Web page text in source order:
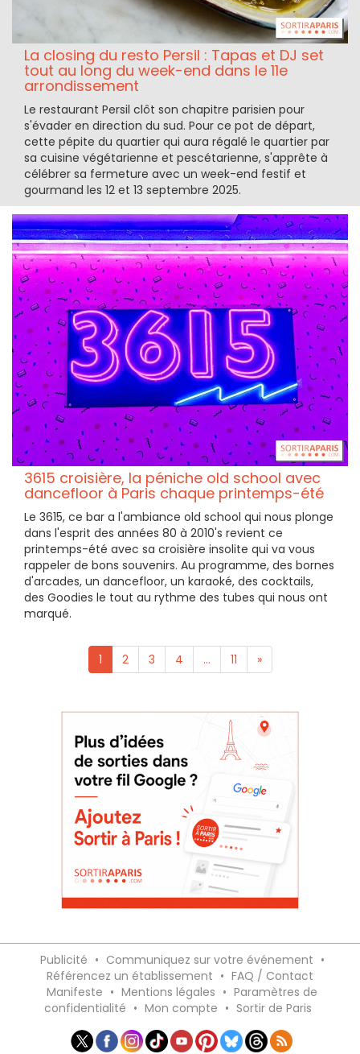
La closing du resto Persil : Tapas et DJ set
tout au long du week-end dans le 11e
arrondissement
Le restaurant Persil clôt son chapitre parisien pour
s'évader en direction du sud. Pour ce pot de départ,
cette pépite du quartier qui aura régalé le quartier par
sa cuisine végétarienne et pescétarienne, s'apprête à
célébrer sa fermeture avec un week-end festif et
gourmand les 12 et 13 septembre 2025.
3615 croisière, la péniche old school avec
dancefloor à Paris chaque printemps-été
Le 3615, ce bar a l'ambiance old school qui nous plonge
dans l'esprit des années 80 à 2010's revient ce
printemps-été avec sa croisière insolite qui va vous
rappeler de bons souvenirs. Au programme, des bornes
d'arcades, un dancefloor, un karaoké, des cocktails,
des Goodies le tout au rythme des tubes qui nous ont
marqué.
1 2 3 4 ... 11 »
Publicité • Communiquez sur votre événement •
Référencez un établissement • FAQ / Contact
Manifeste • Mentions légales • Paramètres de
confidentialité • Mon compte • Sortir de Paris